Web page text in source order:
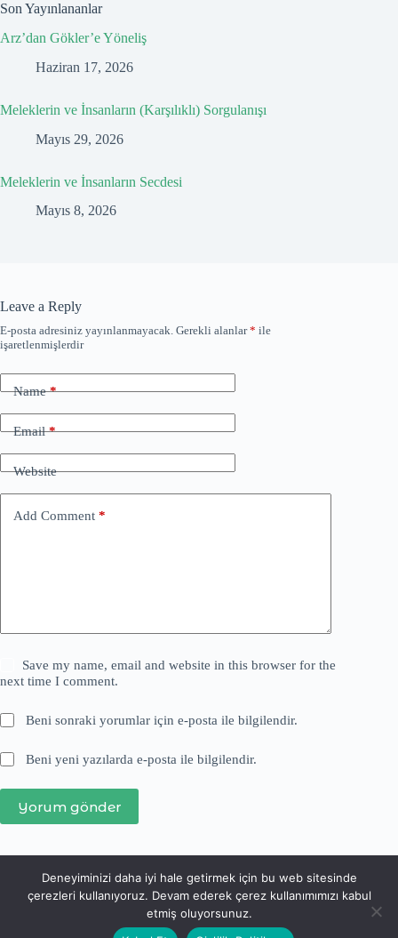
Son Yayınlananlar
Arz’dan Gökler’e Yöneliş
Haziran 17, 2026
Meleklerin ve İnsanların (Karşılıklı) Sorgulanışı
Mayıs 29, 2026
Meleklerin ve İnsanların Secdesi
Mayıs 8, 2026
Leave a Reply
E-posta adresiniz yayınlanmayacak. Gerekli alanlar* ile
işaretlenmişlerdir
Name*
Email*
Website
Add Comment *
Save my name, email and website in this browser for the
next time I comment.
Beni sonraki yorumlar için e-posta ile bilgilendir.
Beni yeni yazılarda e-posta ile bilgilendir.
Yorum gönder
Deneyiminizi daha iyi hale getirmek için bu web sitesinde
çerezleri kullanıyoruz. Devam ederek çerez kullanımımızı kabul
etmiş oluyorsunuz.